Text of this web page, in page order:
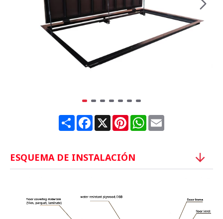
ShareFacebook
X PinterestWhatsApp
Email
ESQUEMA DE INSTALACIÓN